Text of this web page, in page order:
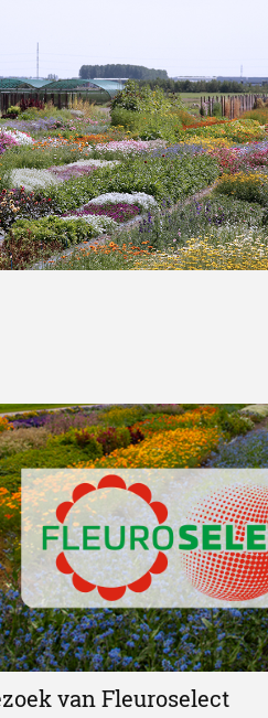
van Fleuroselect